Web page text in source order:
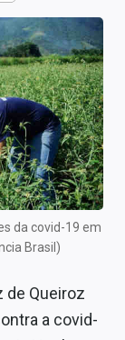
da covid-19 em
Brasil)
de Queiroz
a covid-